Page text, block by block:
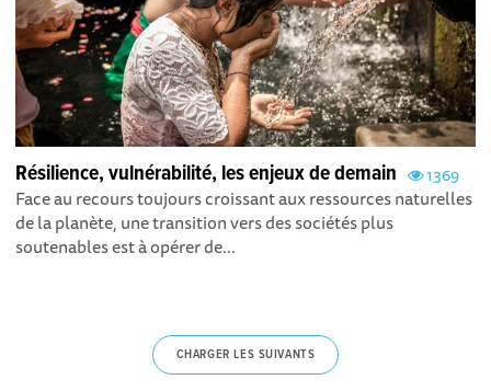
1369
Résilience, vulnérabilité, les enjeux de demain
Face au recours toujours croissant aux ressources naturelles
de la planète, une transition vers des sociétés plus
soutenables est à opérer de...
CHARGER LES SUIVANTS